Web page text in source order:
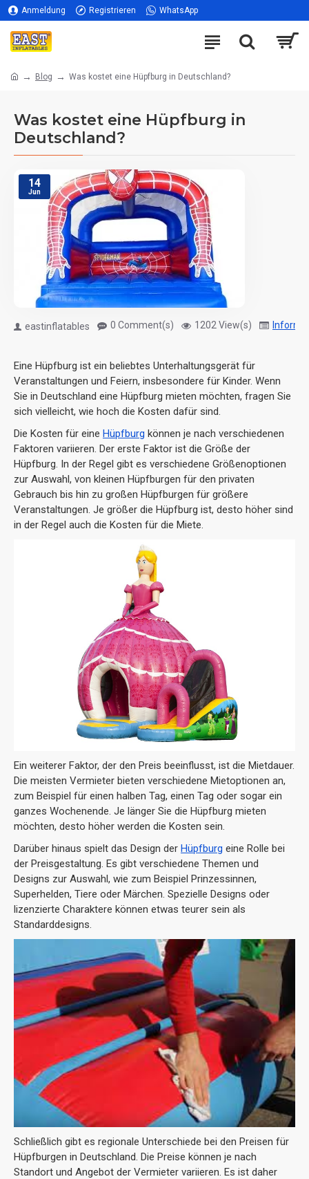
Anmeldung Registrieren WhatsApp
Blog Was kostet eine Hüpfburg in Deutschland?
Was kostet eine Hüpfburg in
Deutschland?
14
Jun
eastinflatables 0 Comment(s) 1202 View(s)
Eine Hüpfburg ist ein beliebtes Unterhaltungsgerät für
Veranstaltungen und Feiern, insbesondere für Kinder. Wenn
Sie in Deutschland eine Hüpfburg mieten möchten, fragen Sie
sich vielleicht, wie hoch die Kosten dafür sind.
Die Kosten für eine Hüpfburg können je nach verschiedenen
Faktoren variieren. Der erste Faktor ist die Größe der
Hüpfburg. In der Regel gibt es verschiedene Größenoptionen
zur Auswahl, von kleinen Hüpfburgen für den privaten
Gebrauch bis hin zu großen Hüpfburgen für größere
Veranstaltungen. Je größer die Hüpfburg ist, desto höher sind
in der Regel auch die Kosten für die Miete.
Ein weiterer Faktor, der den Preis beeinflusst, ist die Mietdauer.
Die meisten Vermieter bieten verschiedene Mietoptionen an,
zum Beispiel für einen halben Tag, einen Tag oder sogar ein
ganzes Wochenende. Je länger Sie die Hüpfburg mieten
möchten, desto höher werden die Kosten sein.
Darüber hinaus spielt das Design der Hüpfburg eine Rolle bei
der Preisgestaltung. Es gibt verschiedene Themen und
Designs zur Auswahl, wie zum Beispiel Prinzessinnen,
Superhelden, Tiere oder Märchen. Spezielle Designs oder
lizenzierte Charaktere können etwas teurer sein als
Standarddesigns.
Schließlich gibt es regionale Unterschiede bei den Preisen für
Hüpfburgen in Deutschland. Die Preise können je nach
Standort und Angebot der Vermieter variieren. Es ist daher